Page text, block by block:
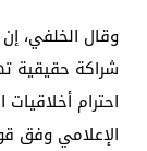
وقال الخلفي،
شراكة حقيقية
احترام
الإعلامي وفق